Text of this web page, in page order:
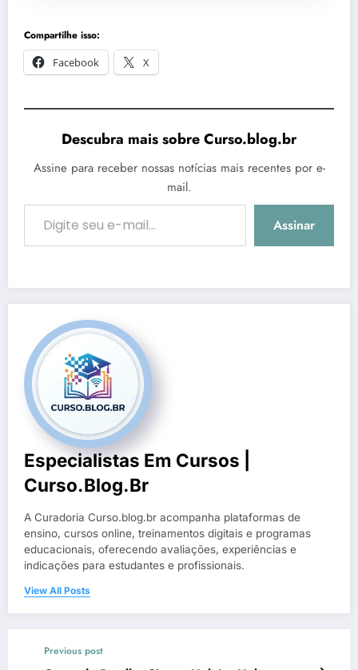
Compartilhe isso:
Facebook
X
Descubra mais sobre Curso.blog.br
Assine para receber nossas notícias mais recentes por e-
mail.
Digite seu e-mail…
Assinar
Especialistas Em Cursos |
Curso.blog.br
A Curadoria Curso.blog.br acompanha plataformas de
ensino, cursos online, treinamentos digitais e programas
educacionais, oferecendo avaliações, experiências e
indicações para estudantes e profissionais.
View All Posts
Previous post